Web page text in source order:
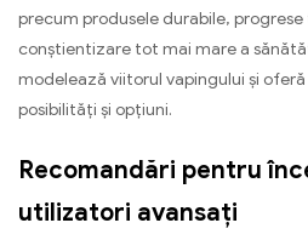
precum produsele durabile,
conștientizare tot mai mare a
modelează viitorul vapingului și
posibilități și opțiuni.
Recomandări pentru
utilizatori avansați